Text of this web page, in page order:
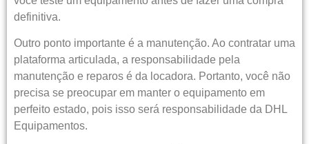
definitiva.
Outro ponto importante é a manutenção. Ao contratar uma
plataforma articulada, a responsabilidade pela
manutenção e reparos é da locadora. Portanto, você não
precisa se preocupar em manter o equipamento em
perfeito estado, pois isso será responsabilidade da DHL
Equipamentos.